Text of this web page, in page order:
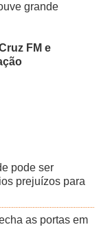
grande
FM e
pode ser
prejuízos para
as portas em